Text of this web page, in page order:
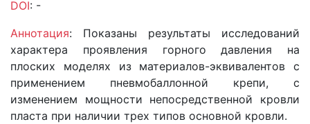
DOI: -
Аннотация: Показаны результаты исследований
характера проявления горного давления на
плоских моделях из материалов-эквивалентов с
применением пневмобаллонной крепи, с
изменением мощности непосредственной кровли
пласта при наличии трех типов основной кровли.